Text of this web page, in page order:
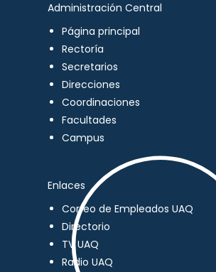
Administración Central
Página principal
Rectoría
Secretarios
Direcciones
Coordinaciones
Facultades
Campus
Enlaces
Correo de Empleados UAQ
Directorio
TV UAQ
Radio UAQ